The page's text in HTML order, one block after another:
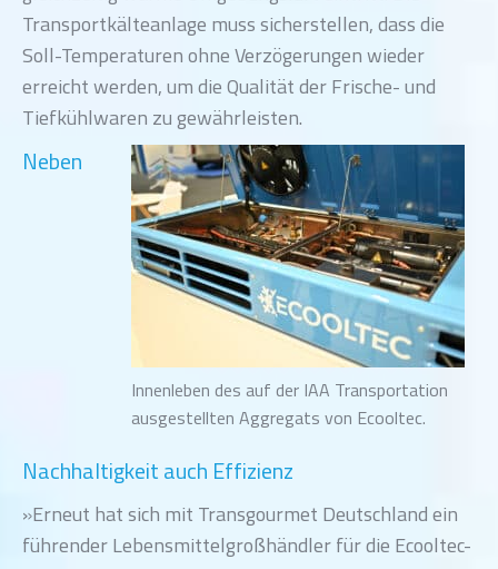
Transportkälteanlage muss sicherstellen, dass die
Soll-Temperaturen ohne Verzögerungen wieder
erreicht werden, um die Qualität der Frische- und
Tiefkühlwaren zu gewährleisten.
Innenleben des auf der IAA Transportation
ausgestellten Aggregats von Ecooltec.
Neben
Nachhaltigkeit auch Effizienz
»Erneut hat sich mit Transgourmet Deutschland ein
führender Lebensmittelgroßhändler für die Ecooltec-